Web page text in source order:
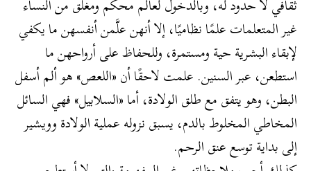
غير المتعلمات علمًا نظاميًا، إلا أنهن علَّمن أنفسهن ما يكفي
لإبقاء البشرية حية ومستمرة، وللحفاظ على أرواحهن ما
استطعن، عبر السنين. علمت لاحقًا أن «اللعص» هو ألم أسفل
البطن، وهو يتفق مع طلق الولادة، أما «السلابيل» فهي السائل
المخاطي المخلوط بالدم، يسبق نزوله عملية الولادة وويشير
إلى بداية توسع عنق الرحم.